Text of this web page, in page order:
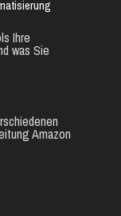
Ihre
was Sie
Amazon